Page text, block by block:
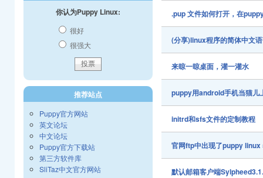
.pup 文件如何打开，在
(分享)linux程序的简体中文
来晾一晾桌面，灌一灌水
puppy用android手机当猫儿
initrd和sfs文件的定制教程
官网ftp中出现了puppy linux
默认邮箱客户端
你认为Puppy Linux:
很好
很强大
推荐站点
Puppy官方网站
英文论坛
中文论坛
Puppy官方下载站
第三方软件库
SliTaz中文官方网站